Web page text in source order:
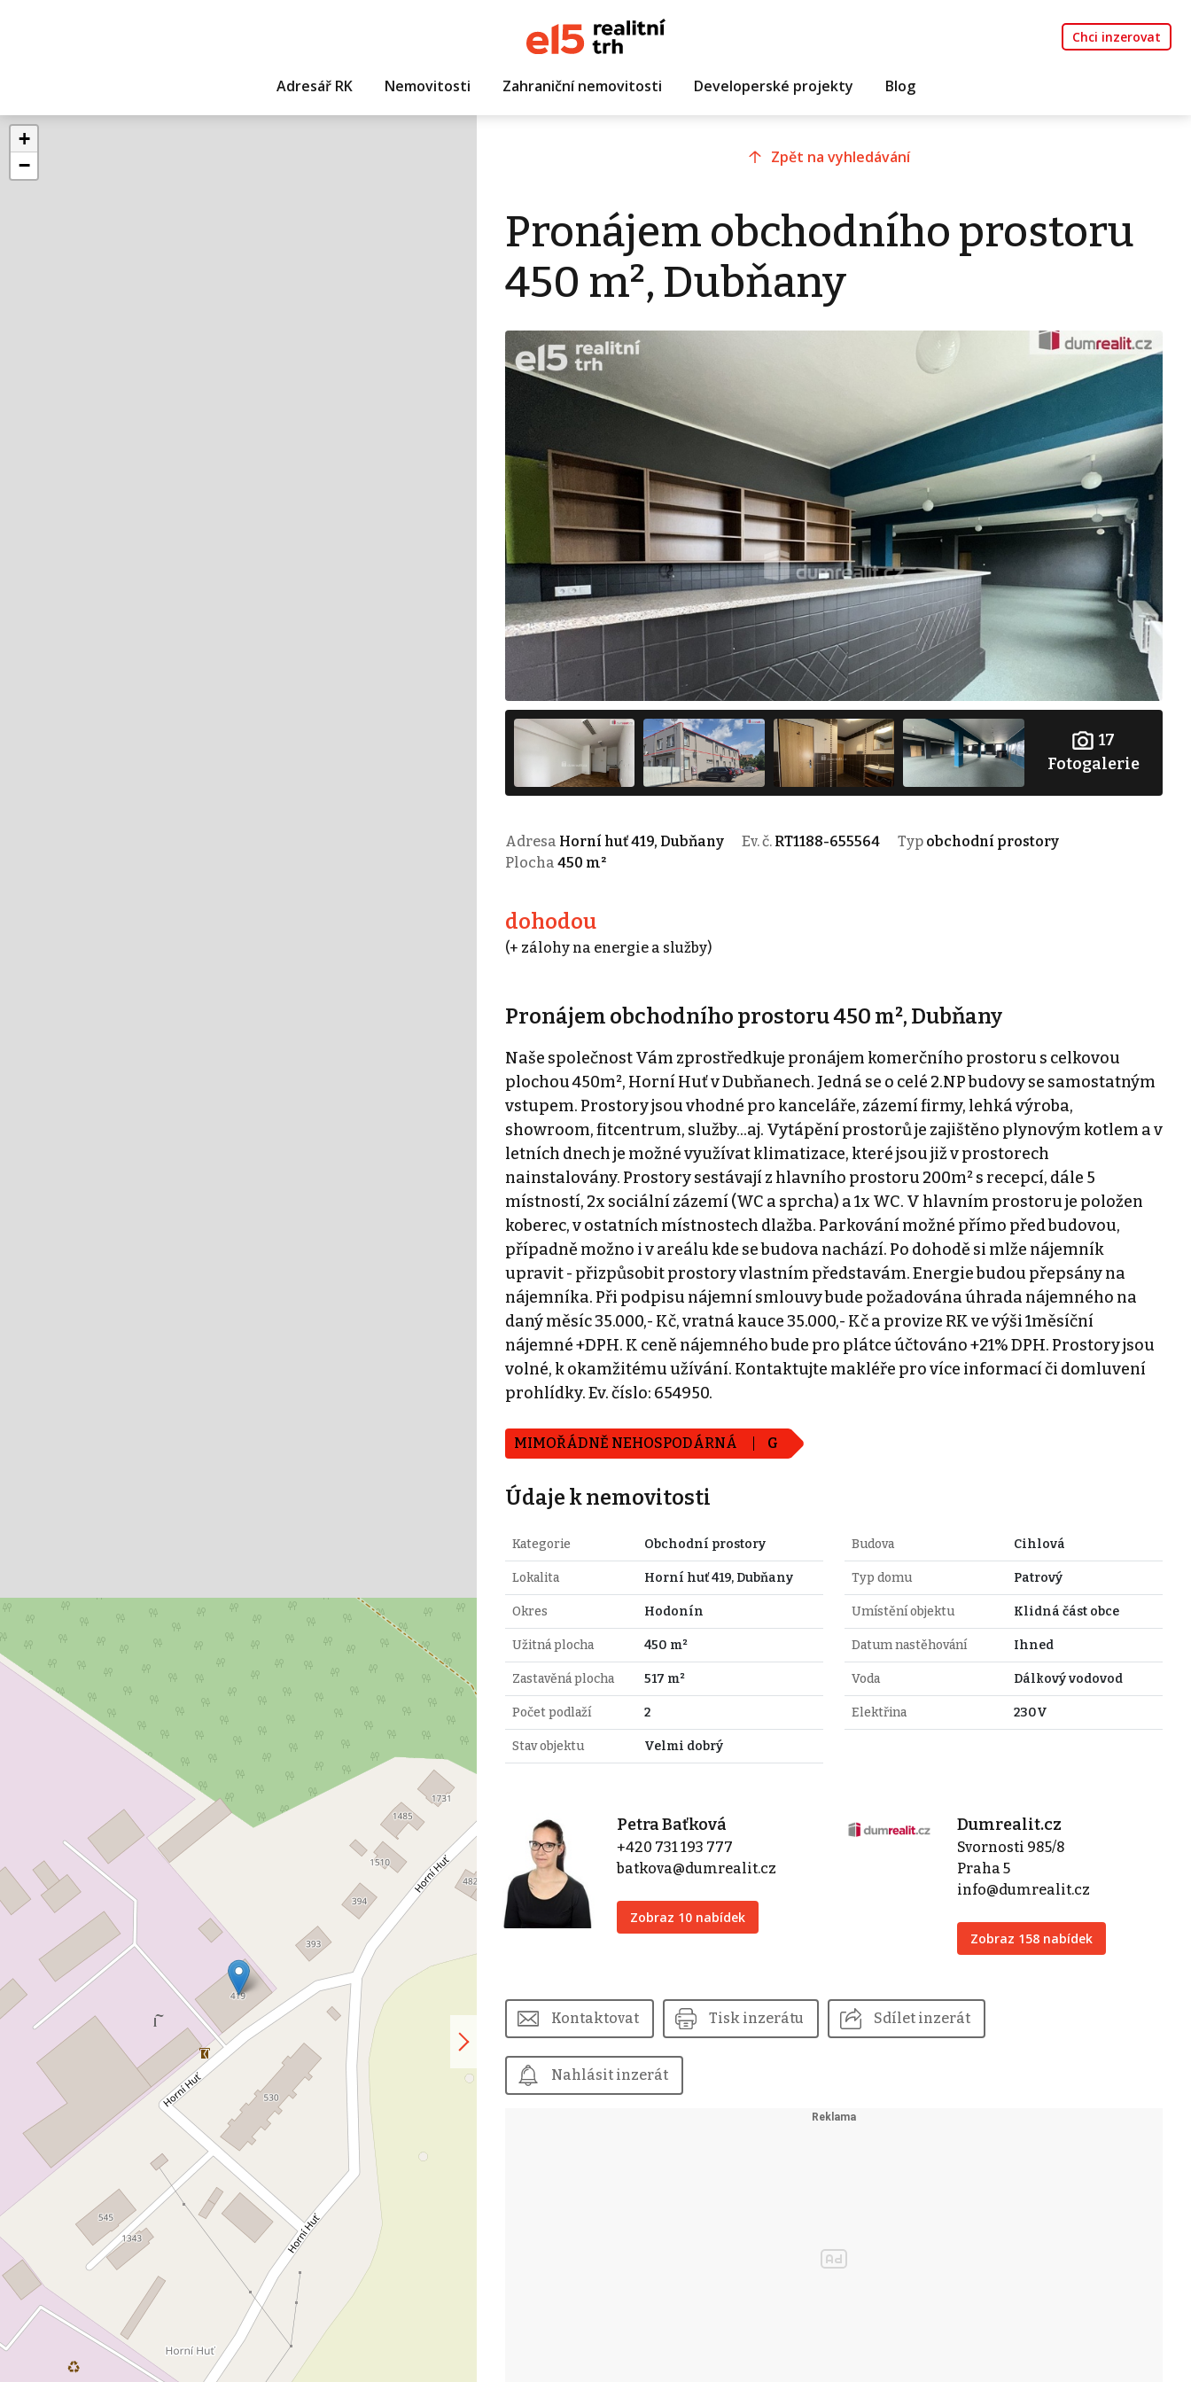
Chci inzerovat
Adresář RK Nemovitosti Zahraniční nemovitosti Developerské projekty Blog
+
−
Zpět na vyhledávání
Pronájem obchodního prostoru
450 m², Dubňany
17
Fotogalerie
Adresa Horní huť 419, Dubňany Ev. č. RT1188-655564 Typ obchodní prostory
Plocha 450 m²
dohodou
(+ zálohy na energie a služby)
Pronájem obchodního prostoru 450 m², Dubňany
Naše společnost Vám zprostředkuje pronájem komerčního prostoru s celkovou
plochou 450m², Horní Huť v Dubňanech. Jedná se o celé 2.NP budovy se samostatným
vstupem. Prostory jsou vhodné pro kanceláře, zázemí firmy, lehká výroba,
showroom, fitcentrum, služby...aj. Vytápění prostorů je zajištěno plynovým kotlem a v
letních dnech je možné využívat klimatizace, které jsou již v prostorech
nainstalovány. Prostory sestávají z hlavního prostoru 200m² s recepcí, dále 5
místností, 2x sociální zázemí (WC a sprcha) a 1x WC. V hlavním prostoru je položen
koberec, v ostatních místnostech dlažba. Parkování možné přímo před budovou,
případně možno i v areálu kde se budova nachází. Po dohodě si mlže nájemník
upravit - přizpůsobit prostory vlastním představám. Energie budou přepsány na
nájemníka. Při podpisu nájemní smlouvy bude požadována úhrada nájemného na
daný měsíc 35.000,- Kč, vratná kauce 35.000,- Kč a provize RK ve výši 1měsíční
nájemné +DPH. K ceně nájemného bude pro plátce účtováno +21% DPH. Prostory jsou
volné, k okamžitému užívání. Kontaktujte makléře pro více informací či domluvení
prohlídky. Ev. číslo: 654950.
MIMOŘÁDNĚ NEHOSPODÁRNÁ G
Údaje k nemovitosti
Kategorie Obchodní prostory
Lokalita Horní huť 419, Dubňany
Okres Hodonín
Užitná plocha 450 m²
Zastavěná plocha 517 m²
Počet podlaží 2
Stav objektu Velmi dobrý
Budova Cihlová
Typ domu Patrový
Umístění objektu Klidná část obce
Datum nastěhování Ihned
Voda Dálkový vodovod
Elektřina 230V
Petra Baťková
+420 731 193 777
batkova@dumrealit.cz
Zobraz 10 nabídek
Dumrealit.cz
Svornosti 985/8
Praha 5
info@dumrealit.cz
Zobraz 158 nabídek
Kontaktovat Tisk inzerátu Sdílet inzerát
Nahlásit inzerát